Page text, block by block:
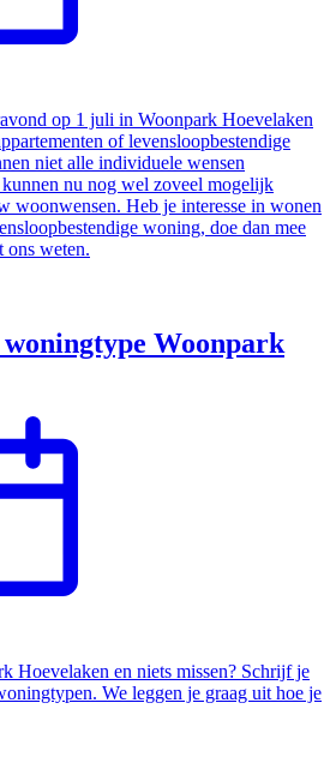
op 1 juli in Woonpark Hoevelaken
of levensloopbestendige
niet alle individuele wensen
nu nog wel zoveel mogelijk
woonwensen. Heb je interesse in wonen
woning, doe dan mee
ons weten.
Woonpark
Hoevelaken en niets missen? Schrijf je
We leggen je graag uit hoe je